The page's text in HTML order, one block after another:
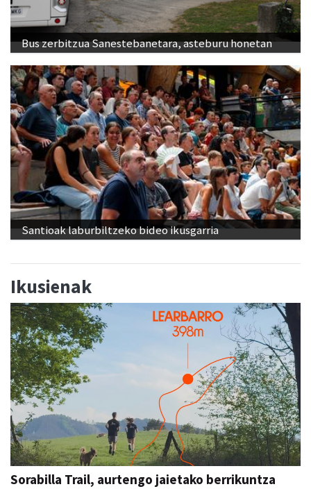
Bus zerbitzua Sanestebanetara, asteburu honetan
Santioak laburbiltzeko bideo ikusgarria
Ikusienak
Sorabilla Trail, aurtengo jaietako berrikuntza